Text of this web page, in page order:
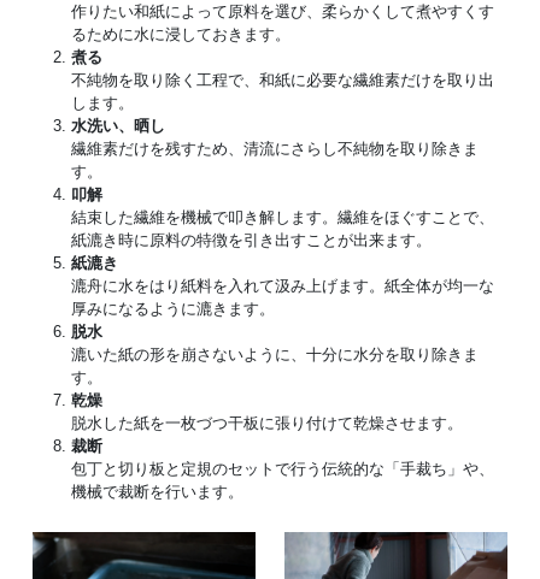
作りたい和紙によって原料を選び、柔らかくして煮やすくす
るために水に浸しておきます。
煮る
不純物を取り除く工程で、和紙に必要な繊維素だけを取り出
します。
水洗い、晒し
繊維素だけを残すため、清流にさらし不純物を取り除きま
す。
叩解
結束した繊維を機械で叩き解します。繊維をほぐすことで、
紙漉き時に原料の特徴を引き出すことが出来ます。
紙漉き
漉舟に水をはり紙料を入れて汲み上げます。紙全体が均一な
厚みになるように漉きます。
脱水
漉いた紙の形を崩さないように、十分に水分を取り除きま
す。
乾燥
脱水した紙を一枚づつ干板に張り付けて乾燥させます。
裁断
包丁と切り板と定規のセットで行う伝統的な「手裁ち」や、
機械で裁断を行います。